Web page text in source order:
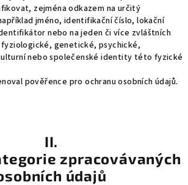
zejména odkazem na určitý
jméno, identifikační číslo, lokační
nebo na jeden či více zvláštních
genetické, psychické,
nebo společenské identity této fyzické
pověřence pro ochranu osobních údajů.
II.
zpracovávaných
údajů